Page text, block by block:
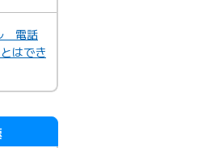
電話
はでき